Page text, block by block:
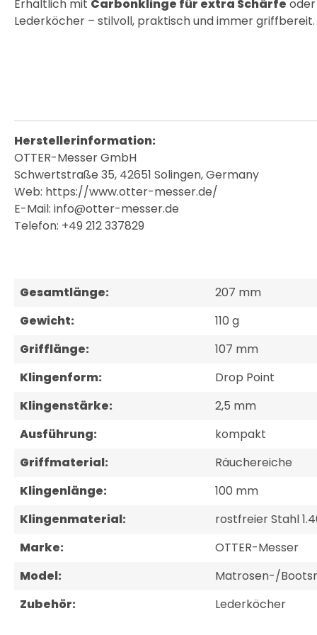
Erhältlich mit Carbonklinge für extra Schärfe oder
Lederköcher – stilvoll, praktisch und immer griffbereit.
Herstellerinformation:
OTTER-Messer GmbH
Schwertstraße 35, 42651 Solingen, Germany
Web: https://www.otter-messer.de/
E-Mail: info@otter-messer.de
Telefon: +49 212 337829
Gesamtlänge:
207 mm
Gewicht:
110 g
Grifflänge:
107 mm
Klingenform:
Drop Point
Klingenstärke:
2,5 mm
Ausführung:
kompakt
Griffmaterial:
Räuchereiche
Klingenlänge:
100 mm
Klingenmaterial:
rostfreier Stahl
Marke:
OTTER-Messer
Model:
Matrosen-/
Zubehör:
Lederköcher